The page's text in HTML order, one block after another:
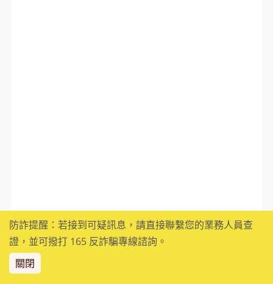
防詐提醒：若接到可疑訊息，請直接聯繫您的業務人員查
證，並可撥打 165 反詐騙專線諮詢。
關閉